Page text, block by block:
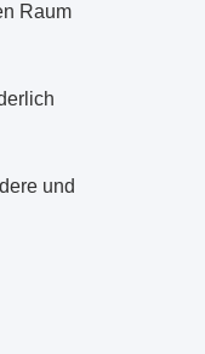
Raum
und